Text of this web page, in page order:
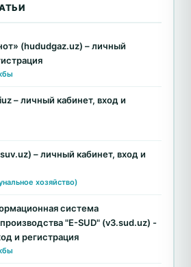
(hududgaz.uz) – личный
– личный кабинет, вход и
– личный кабинет, вход и
хозяйство)
система
"E-SUD" (v3.sud.uz) -
и регистрация